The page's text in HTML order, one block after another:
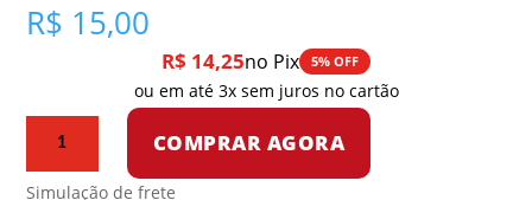
R$ 15,00
R$ 14,25no Pix 5% OFF
ou em até 3x sem juros no cartão
COMPRAR AGORA
Simulação de frete